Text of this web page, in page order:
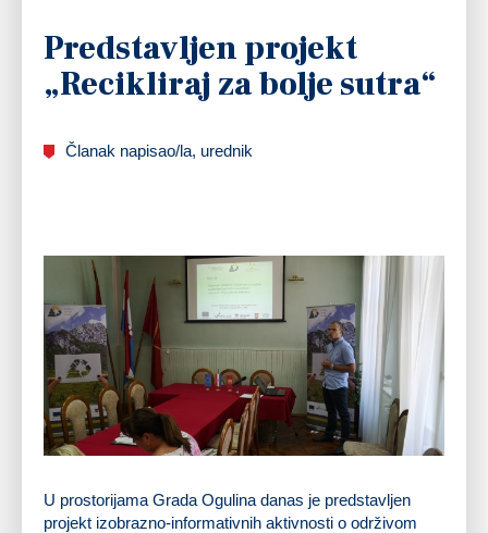
Predstavljen projekt
„Recikliraj za bolje sutra“
Članak napisao/la, urednik
U prostorijama Grada Ogulina danas je predstavljen
projekt izobrazno-informativnih aktivnosti o održivom